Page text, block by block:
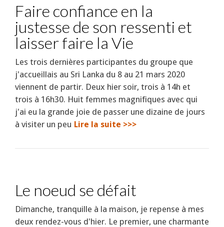
Faire confiance en la
justesse de son ressenti et
laisser faire la Vie
Les trois dernières participantes du groupe que
j'accueillais au Sri Lanka du 8 au 21 mars 2020
viennent de partir. Deux hier soir, trois à 14h et
trois à 16h30. Huit femmes magnifiques avec qui
j'ai eu la grande joie de passer une dizaine de jours
à visiter un peu Lire la suite >>>
Le noeud se défait
Dimanche, tranquille à la maison, je repense à mes
deux rendez-vous d'hier. Le premier, une charmante